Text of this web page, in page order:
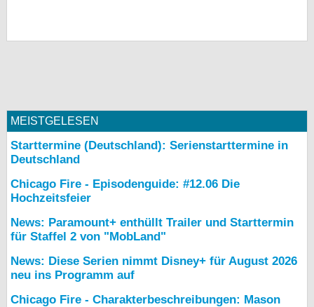
MEISTGELESEN
Starttermine (Deutschland): Serienstarttermine in
Deutschland
Chicago Fire - Episodenguide: #12.06 Die
Hochzeitsfeier
News: Paramount+ enthüllt Trailer und Starttermin
für Staffel 2 von "MobLand"
News: Diese Serien nimmt Disney+ für August 2026
neu ins Programm auf
Chicago Fire - Charakterbeschreibungen: Mason